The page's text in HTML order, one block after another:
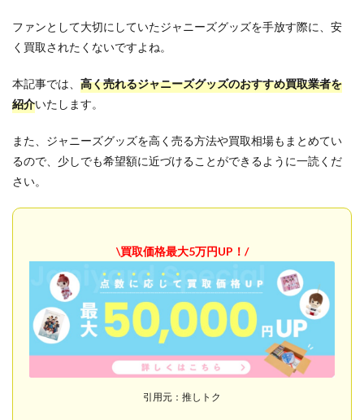
ファンとして大切にしていたジャニーズグッズを手放す際に、安
く買取されたくないですよね。
本記事では、 高く売れるジャニーズグッズのおすすめ買取業者を
紹介いたします。
また、ジャニーズグッズを高く売る方法や買取相場もまとめてい
るので、少しでも希望額に近づけることができるように一読くだ
さい。
\買取価格最大5万円UP！/
引用元：推しトク